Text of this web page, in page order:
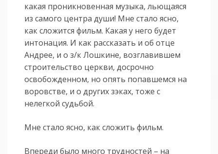
какая проникновенная музыка, льющаяся
из самого центра души! Мне стало ясно,
как сложится фильм. Какая у него будет
интонация. И как рассказать и об отце
Андрее, и о з/к Лошкине, возглавившем
строительство церкви, досрочно
освобожденном, но опять попавшемся на
воровстве, и о других зэках, тоже с
нелегкой судьбой.
Мне стало ясно, как сложить фильм.
Впереди было много трудностей – на